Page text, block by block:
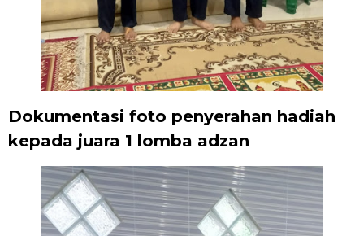
Dokumentasi foto penyerahan hadiah
kepada juara 1 lomba adzan